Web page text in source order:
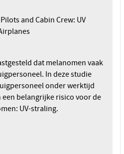
and Cabin Crew: UV
dat melanomen vaak
In deze studie
onder werktijd
belangrijke risico voor de
UV-straling.